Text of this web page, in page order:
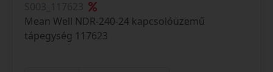
Mean Well NDR-240-24 kapcsolóüzemű
tápegység 117623